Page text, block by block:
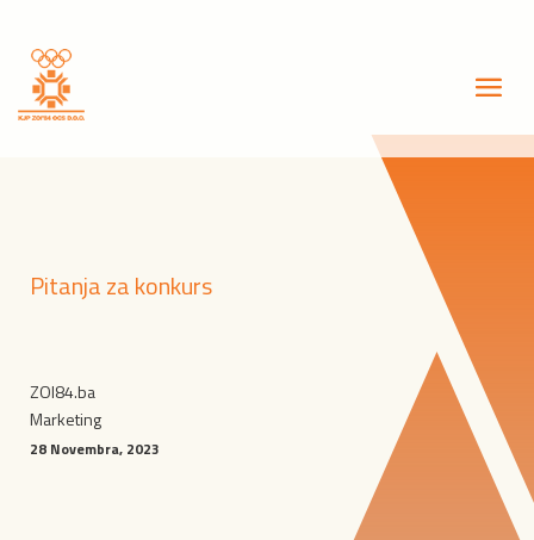
Pitanja za konkurs
ZOI84.ba
Marketing
28 Novembra, 2023